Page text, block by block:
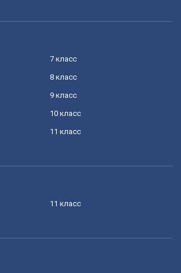
7 класс
8 класс
9 класс
10 класс
11 класс
11 класс